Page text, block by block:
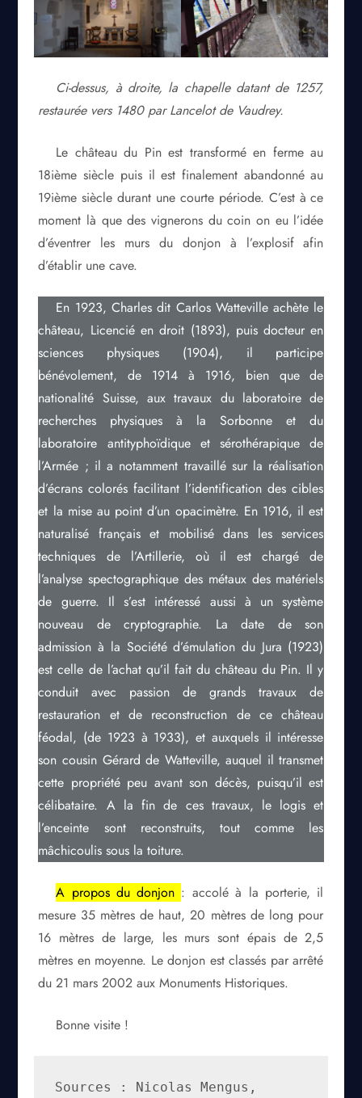
Ci-dessus, à droite, la chapelle datant de 1257,
restaurée vers 1480 par Lancelot de Vaudrey.
Le château du Pin est transformé en ferme au
18ième siècle puis il est finalement abandonné au
19ième siècle durant une courte période. C’est à ce
moment là que des vignerons du coin on eu l’idée
d’éventrer les murs du donjon à l’explosif afin
d’établir une cave.
En 1923, Charles dit Carlos Watteville achète le
château, Licencié en droit (1893), puis docteur en
sciences physiques (1904), il participe
bénévolement, de 1914 à 1916, bien que de
nationalité Suisse, aux travaux du laboratoire de
recherches physiques à la Sorbonne et du
laboratoire antityphoïdique et sérothérapique de
l’Armée ; il a notamment travaillé sur la réalisation
d’écrans colorés facilitant l’identification des cibles
et la mise au point d’un opacimètre. En 1916, il est
naturalisé français et mobilisé dans les services
techniques de l’Artillerie, où il est chargé de
l’analyse spectographique des métaux des matériels
de guerre. Il s’est intéressé aussi à un système
nouveau de cryptographie. La date de son
admission à la Société d’émulation du Jura (1923)
est celle de l’achat qu’il fait du château du Pin. Il y
conduit avec passion de grands travaux de
restauration et de reconstruction de ce château
féodal, (de 1923 à 1933), et auxquels il intéresse
son cousin Gérard de Watteville, auquel il transmet
cette propriété peu avant son décès, puisqu’il est
célibataire. A la fin de ces travaux, le logis et
l’enceinte sont reconstruits, tout comme les
mâchicoulis sous la toiture.
A propos du donjon : accolé à la porterie, il
mesure 35 mètres de haut, 20 mètres de long pour
16 mètres de large, les murs sont épais de 2,5
mètres en moyenne. Le donjon est classés par arrêté
du 21 mars 2002 aux Monuments Historiques.
Bonne visite !
Sources : Nicolas Mengus,